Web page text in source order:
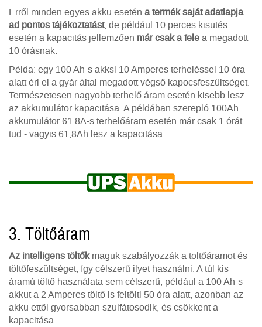
Erről minden egyes akku esetén a termék saját adatlapja
ad pontos tájékoztatást, de például 10 perces kisütés
esetén a kapacitás jellemzően már csak a felea megadott
10 órásnak.
Példa: egy 100 Ah-s akksi 10 Amperes terheléssel 10 óra
alatt éri el a gyár által megadott végső kapocsfeszültséget.
Természetesen nagyobb terhelő áram esetén kisebb lesz
az akkumulátor kapacitása. A példában szerepló 100Ah
akkumulátor 61,8A-s terhelőáram esetén már csak 1 órát
tud - vagyis 61,8Ah lesz a kapacitása.
3. Töltőáram
Az intelligens töltőkmaguk szabályozzák a töltőáramot és
töltőfeszültséget, így célszerű ilyet használni. A túl kis
áramú töltő használata sem célszerű, például a 100 Ah-s
akkut a 2 Amperes töltő is feltölti 50 óra alatt, azonban az
akku ettől gyorsabban szulfátosodik, és csökkent a
kapacitása.